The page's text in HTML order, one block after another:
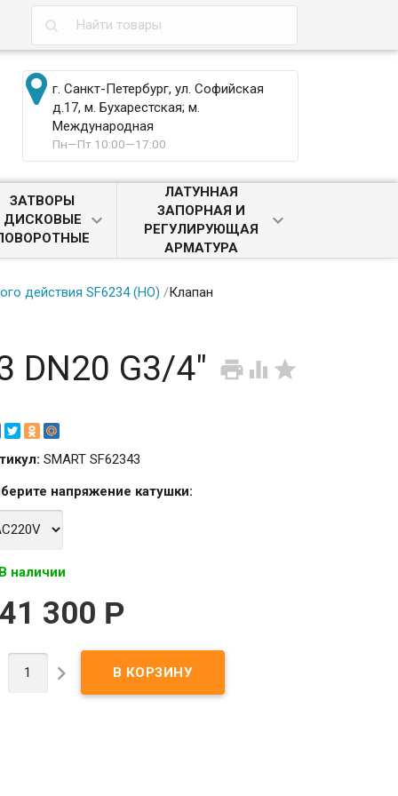
г. Санкт-Петербург, ул. Софийская
д.17, м. Бухарестская; м.
Международная
Пн—Пт 10:00—17:00
ЗАТВОРЫ
ДИСКОВЫЕ
ЛАТУННАЯ
ЗАПОРНАЯ И
РЕГУЛИРУЮЩАЯ
АРМАТУРА
действия SF6234 (НО) /Клапан
  
DN20 G3/4"
SMART SF62343
напряжение катушки:
наличии
300 Р
